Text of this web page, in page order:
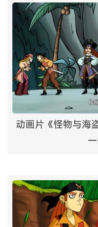
动画片《怪物与海